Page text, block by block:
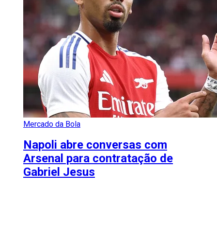
Mercado da Bola
Napoli abre conversas com
Arsenal para contratação de
Gabriel Jesus